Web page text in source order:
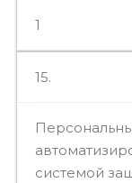
1
15.
системой